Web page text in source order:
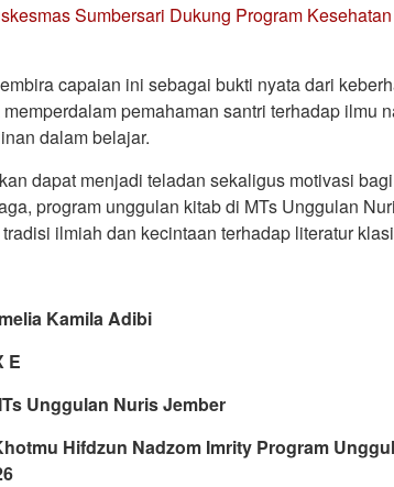
Sumbersari Dukung Program
capaian ini sebagai bukti nyata dari
pemahaman santri terhadap ilmu
dalam belajar.
dapat menjadi teladan sekaligus motivasi
program unggulan kitab di MTs Unggulan
ilmiah dan kecintaan terhadap literatur
Adibi
Nuris Jember
Nadzom Imrity Program